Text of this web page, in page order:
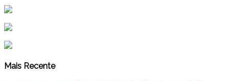
Mais Recente